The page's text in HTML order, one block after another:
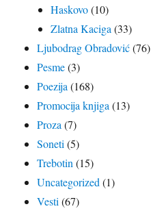
Haskovo(10)
Zlatna Kaciga (33)
Ljubodrag Obradović(76)
Pesme(3)
Poezija (168)
Promocija knjiga (13)
Proza (7)
Soneti (5)
Trebotin (15)
Uncategorized (1)
Vesti (67)